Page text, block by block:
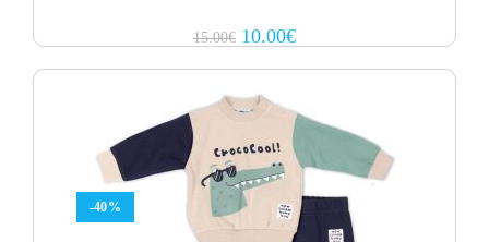
15.00€ Original
price
10.00€Current
price
-40%